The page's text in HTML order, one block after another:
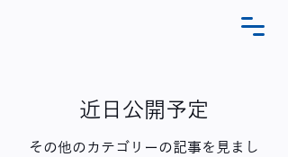
近日公開予定
その他のカテゴリーの記事を見まし